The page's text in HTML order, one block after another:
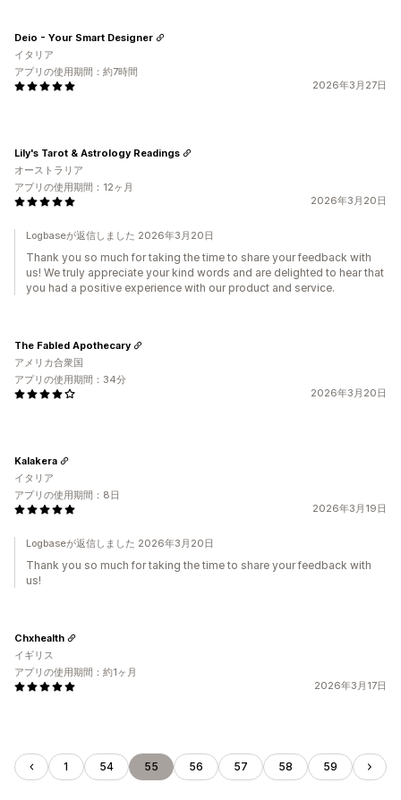
2026年3月27日
Deio - Your Smart Designer
イタリア
アプリの使用期間：約7時間
2026年3月20日
Lily's Tarot & Astrology Readings
オーストラリア
アプリの使用期間：12ヶ月
Logbaseが返信しました 2026年3月20日
Thank you so much for taking the time to share your feedback with
us! We truly appreciate your kind words and are delighted to hear that
you had a positive experience with our product and service.
2026年3月20日
The Fabled Apothecary
アメリカ合衆国
アプリの使用期間：34分
2026年3月19日
Kalakera
イタリア
アプリの使用期間：8日
Logbaseが返信しました 2026年3月20日
Thank you so much for taking the time to share your feedback with
us!
2026年3月17日
Chxhealth
イギリス
アプリの使用期間：約1ヶ月
1 54 55 56 57 58 59